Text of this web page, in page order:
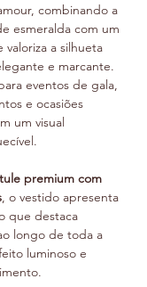
combinando a
esmeralda com um
a silhueta
e marcante.
eventos de gala,
e ocasiões
um visual
tule premium com
, o vestido apresenta
que destaca
longo de toda a
luminoso e